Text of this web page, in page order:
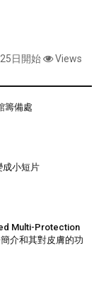
日開始 Views
籌備處
成小短片
Multi-Protection
介和其對皮膚的功